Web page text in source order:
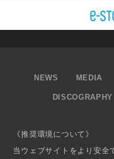
NEWS MEDIA
DISCOGRAPHY
《推奨環境について》
当ウェブサイトをより安全